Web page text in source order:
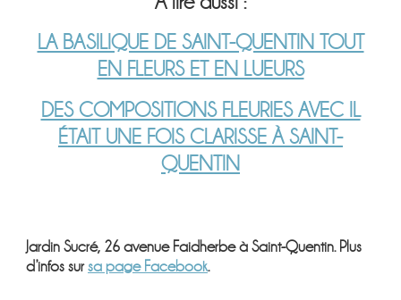
LA BASILIQUE DE SAINT-QUENTIN TOUT
EN FLEURS ET EN LUEURS
DES COMPOSITIONS FLEURIES AVEC IL
ÉTAIT UNE FOIS CLARISSE À SAINT-
QUENTIN
Jardin Sucré, 26 avenue Faidherbe à Saint-Quentin. Plus
d’infos sursa page Facebook.